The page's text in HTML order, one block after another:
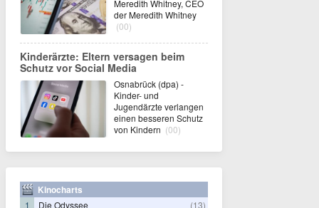
Meredith Whitney, CEO
der Meredith Whitney
(00)
Kinderärzte: Eltern versagen beim
Schutz vor Social Media
Osnabrück (dpa) -
Kinder- und
Jugendärzte verlangen
einen besseren Schutz
von Kindern (00)
Kinocharts
1 Die Odyssee
(13)